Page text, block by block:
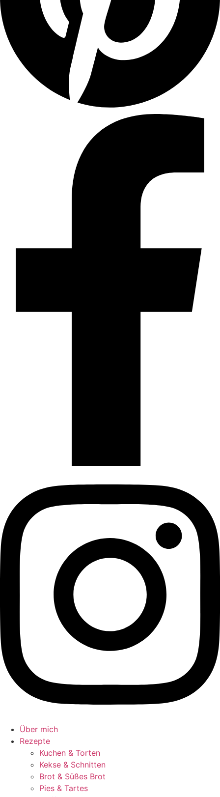
Über mich
Rezepte
Kuchen & Torten
Kekse & Schnitten
Brot & Süßes Brot
Pies & Tartes